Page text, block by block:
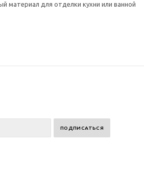
материал для отделки кухни или ванной